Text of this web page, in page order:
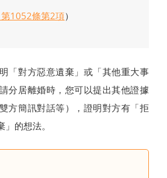
第1052條第2項）
「對方惡意遺棄」或「其他重大事
分居離婚時，您可以提出其他證據
方簡訊對話等），證明對方有「拒
的想法。